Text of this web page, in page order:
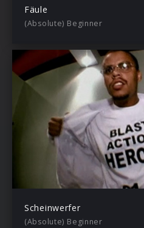
Fäule
(Absolute) Beginner
Scheinwerfer
(Absolute) Beginner